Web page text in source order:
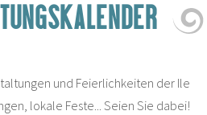
und Feierlichkeiten der Ile
lokale Feste... Seien Sie dabei!